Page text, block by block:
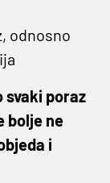
odnosno
svaki poraz
bolje ne
i